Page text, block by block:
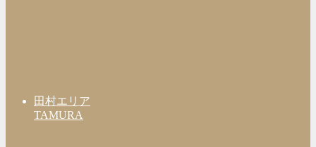
田村エリア
TAMURA